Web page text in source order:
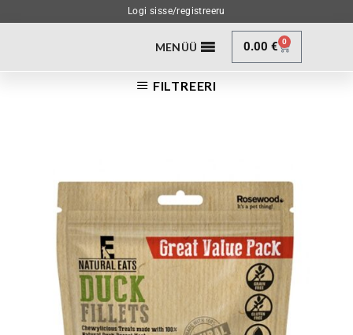
Logi sisse/registreeru
MENÜÜ 0.00€ 0
FILTREERI